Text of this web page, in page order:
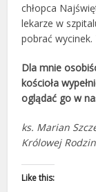
chłopca
lekarze w
pobrać wycinek.
Dla mnie
kościoła
oglądać go w
ks. Marian
Królowej
Like this: